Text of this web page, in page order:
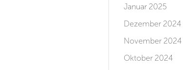
Januar 2025
Dezember 2024
November 2024
Oktober 2024